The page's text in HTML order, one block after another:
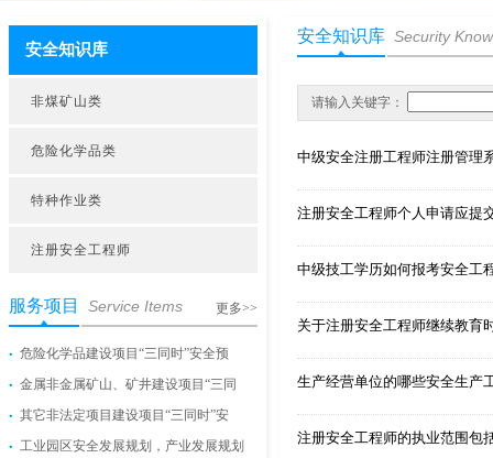
安全知识库
非煤矿山类
危险化学品类
特种作业类
注册安全工程师
服务项目 Service Items 更多>>
危险化学品建设项目“三同时”安全预
金属非金属矿山、矿井建设项目“三同
其它非法定项目建设项目“三同时”安
工业园区安全发展规划，产业发展规划
安全知识库 Security
请输入关键字：
中级安全注册工程师注册管理
注册安全工程师个人申请应提
中级技工学历如何报考安全工
关于注册安全工程师继续教育
生产经营单位的哪些安全生产
注册安全工程师的执业范围包